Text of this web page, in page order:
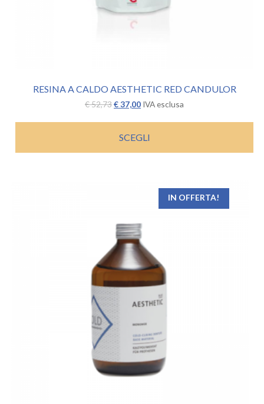
RESINA A CALDO AESTHETIC RED CANDULOR
€52,73Il
originale
era:
€ 52,73.
€37,00Il
attuale
è:
€ 37,00.
IVA esclusa
SCEGLI
IN OFFERTA!